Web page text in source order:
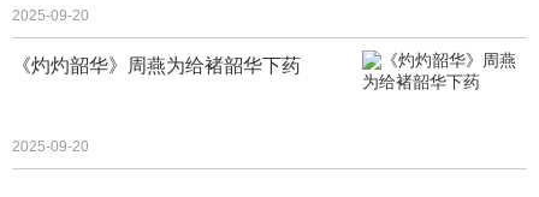
2025-09-20
《灼灼韶华》周燕为给褚韶华下药
2025-09-20